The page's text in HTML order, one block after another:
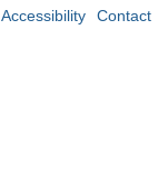
Accessibility Contact